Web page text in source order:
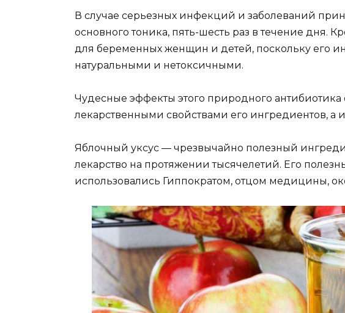
В случае серьезных инфекций и заболеваний
основного тоника, пять-шесть раз в течение дня.
для беременных женщин и детей, поскольку его
натуральными и нетоксичными.
Чудесные эффекты этого природного
лекарственными свойствами его ингредиентов, а
Яблочный уксус — чрезвычайно полезный
лекарство на протяжении тысячелетий. Его
использовались Гиппократом, отцом медицины,